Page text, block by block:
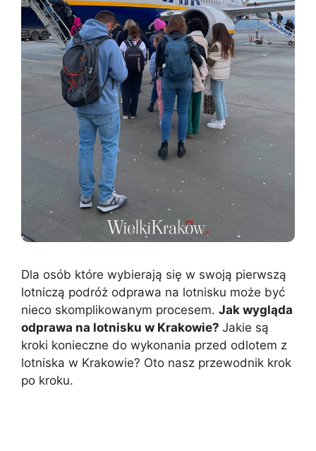
Dla osób które wybierają się w swoją pierwszą
lotniczą podróż odprawa na lotnisku może być
nieco skomplikowanym procesem. Jak wygląda
odprawa na lotnisku w Krakowie? Jakie są
kroki konieczne do wykonania przed odlotem z
lotniska w Krakowie? Oto nasz przewodnik krok
po kroku.